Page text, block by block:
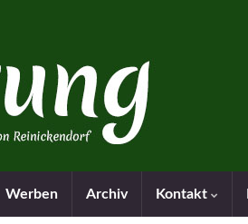
Werben Archiv Kontakt